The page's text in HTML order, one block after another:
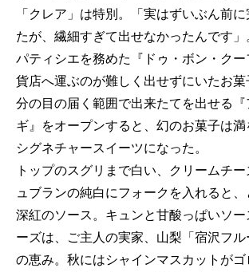
「クレア」は特別。「実はずいぶん前
たが、繊細すぎて出せなかったんです
パティシエを務めた『ドゥ・ボン・ク
貨店へ運ぶのが難しく出せずにいたお菓
分の目の届く範囲で出来たてを出せる
ギ』をオープンすると、幻のお菓子は
シグネチャースイーツになった。
トップのスグリまで白い、クリームチ
ュブランの純白にフォークを入れると
深紅のソース。キュンと甘酸っぱいソー
ーズは、ご主人の実家、山梨「宿沢フ
の恵み。秋にはシャインマスカットがゴ